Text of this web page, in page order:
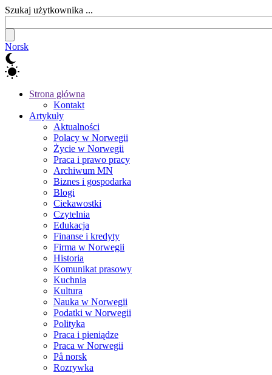
Szukaj użytkownika ...
Norsk
Strona główna
Kontakt
Artykuły
Aktualności
Polacy w Norwegii
Życie w Norwegii
Praca i prawo pracy
Archiwum MN
Biznes i gospodarka
Blogi
Ciekawostki
Czytelnia
Edukacja
Finanse i kredyty
Firma w Norwegii
Historia
Komunikat prasowy
Kuchnia
Kultura
Nauka w Norwegii
Podatki w Norwegii
Polityka
Praca i pieniądze
Praca w Norwegii
På norsk
Rozrywka